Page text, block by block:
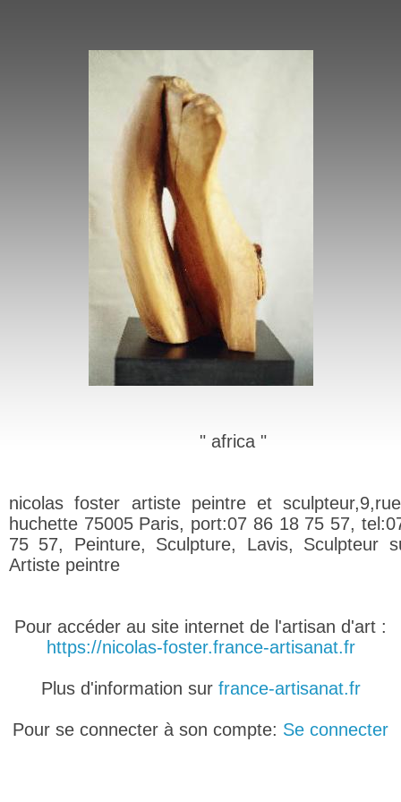
" africa "
nicolas foster artiste peintre et
huchette 75005 Paris, port:07 86 18 75 57,
75 57, Peinture, Sculpture, Lavis, Sculpteur
Artiste peintre
Pour accéder au site internet de l'artisan d'art :
https://nicolas-foster.france-artisanat.fr
Plus d'information sur france-artisanat.fr
Pour se connecter à son compte: Se connecter